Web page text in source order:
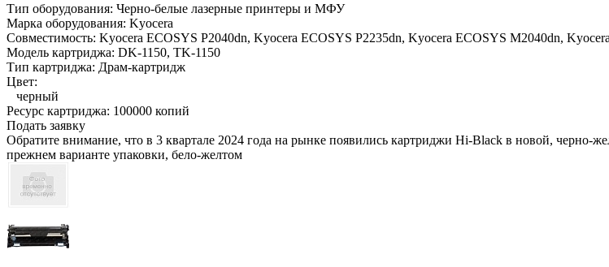
Тип оборудования: Черно-белые лазерные принтеры и МФУ
Марка оборудования: Kyocera
Совместимость: Kyocera ECOSYS P2040dn, Kyocera ECOSYS P2235dn, Kyocera ECOSYS M2040dn,
Модель картриджа: DK-1150, TK-1150
Тип картриджа: Драм-картридж
Цвет:
черный
Ресурс картриджа: 100000 копий
Подать заявку
Обратите внимание, что в 3 квартале 2024 года на рынке появились картриджи Hi-Black в новой, черно-
прежнем варианте упаковки, бело-желтом